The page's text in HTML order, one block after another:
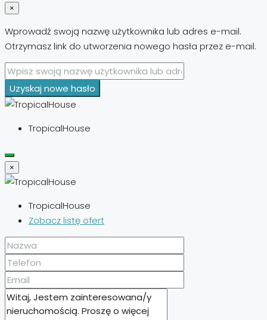
×
Wprowadź swoją nazwę użytkownika lub adres e-mail.
Otrzymasz link do utworzenia nowego hasła przez e-mail.
Uzyskaj nowe hasło
TropicalHouse
×
TropicalHouse
Zobacz listę ofert